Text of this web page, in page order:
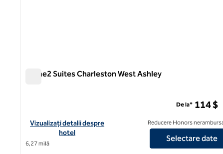
Home2 Suites Charleston West Ashley
Vizualizați detaliile hotelului pentru Home2 Suites Charleston
Vizualizați detalii despre
hotel
6,27 milă
De la* 114 $
Reducere Honors
Selectare date